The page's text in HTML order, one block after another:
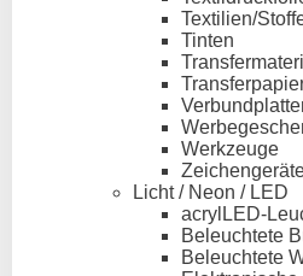
Textilien/
Tinten
Werkzeuge
Licht / Neon / LED
acrylLED-
Beleuchtete
Beleuchtete